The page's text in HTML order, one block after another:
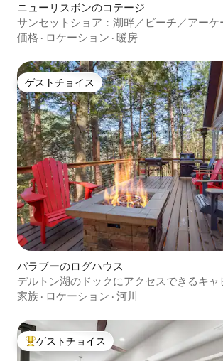
ニューリスボンのコテージ
サンセットショア：湖畔／ビーチ／アーケ
ー／マッサージ
価格 · ロケーション · 暖房
ゲストチョイス
ゲストチョイス
バラブーのログハウス
デルトン湖のドックにアクセスできるキャ
焚き火台！
家族 · ロケーション · 河川
大好評のゲストチョイスです。
ゲストチョイス